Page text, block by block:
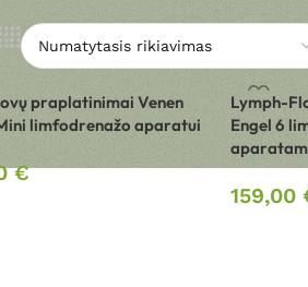
praplatinimai Venen
limfodrenažo aparatui
€
Lymph-
Engel 6
159,00